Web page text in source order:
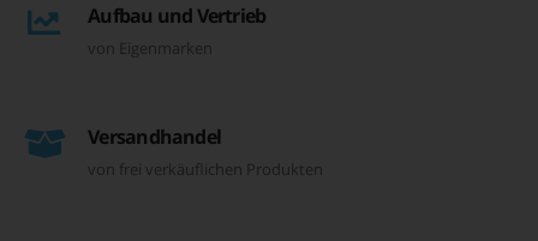
Aufbau und Vertrieb
von Eigenmarken
Versandhandel
von frei verkäuflichen Produkten